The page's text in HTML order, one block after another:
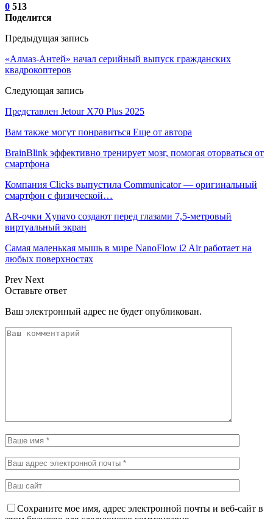
0 513
Поделится
Предыдущая запись
«Алмаз-Антей» начал серийный выпуск гражданских
квадрокоптеров
Следующая запись
Представлен Jetour X70 Plus 2025
Вам также могут понравиться Еще от автора
BrainBlink эффективно тренирует мозг, помогая оторваться от
смартфона
Компания Clicks выпустила Communicator — оригинальный
смартфон с физической…
AR-очки Xynavo создают перед глазами 7,5-метровый
виртуальный экран
Самая маленькая мышь в мире NanoFlow i2 Air работает на
любых поверхностях
Prev Next
Оставьте ответ
Ваш электронный адрес не будет опубликован.
Сохраните мое имя, адрес электронной почты и веб-сайт в